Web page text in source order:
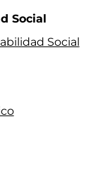
Social
Social